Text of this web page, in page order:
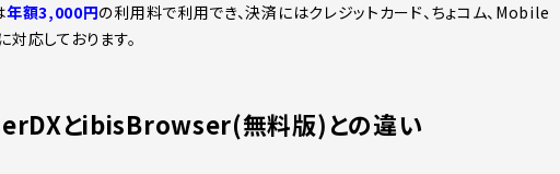
年額3,000円の利用料で利用でき、決済にはクレジットカード、ちょコム、Mobile
対応しております。
とibisBrowser(無料版)との違い